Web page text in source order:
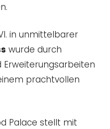
in unmittelbarer
wurde durch
prachtvollen
Palace stellt mit